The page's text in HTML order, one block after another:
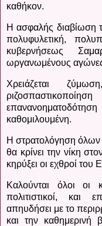
καθήκον.
Η ασφαλής διαβίωση
πολυφυλετική,
κυβερνήσεως
ωργανωμένους
Χρειάζεται
καθομιλουμένη.
Η στρατολόγηση όλων
θα κρίνει την νίκη
κηρύξει οι εχθροί του
Καλούνται όλοι οι
πολιτιστικοί, και
απηυδήσει με το
και την καθημερινή